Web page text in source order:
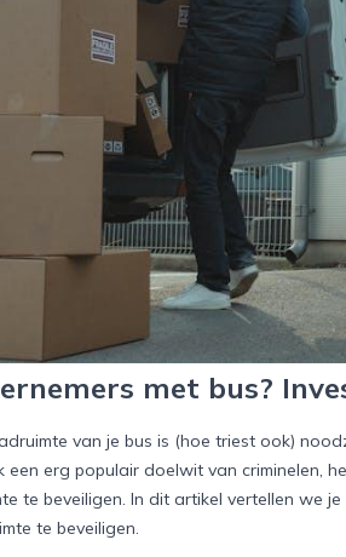
met bus?
van je bus is (hoe triest ook)
een erg populair doelwit van criminelen,
te beveiligen. In dit artikel vertellen we
te beveiligen.